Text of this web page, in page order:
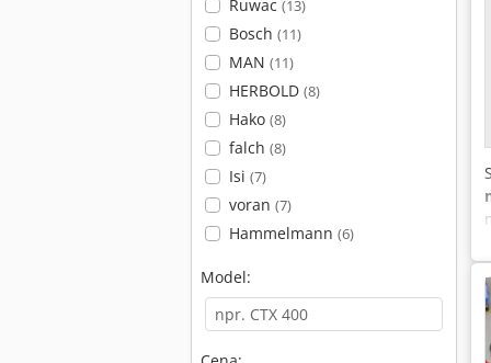
Ruwac (13)
Bosch (11)
MAN (11)
HERBOLD (8)
Hako (8)
falch (8)
Isi (7)
voran (7)
Hammelmann (6)
Model: